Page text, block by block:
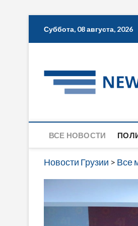
Суббота, 08 августа, 2026
ВСЕ НОВОСТИ
Новости Грузии > Все